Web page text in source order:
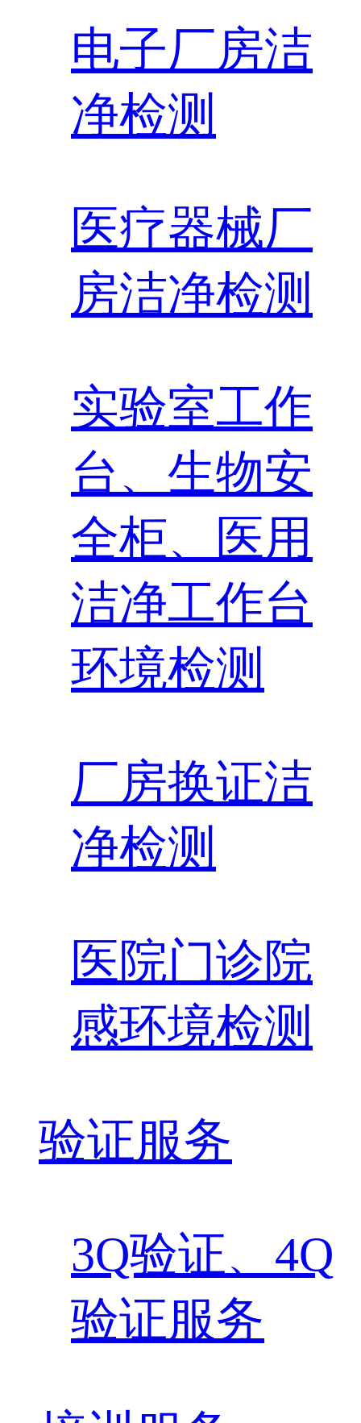
电子厂房洁
净检测
医疗器械厂
房洁净检测
实验室工作
台、生物安
全柜、医用
洁净工作台
环境检测
厂房换证洁
净检测
医院门诊院
感环境检测
验证服务
3Q验证、4Q
验证服务